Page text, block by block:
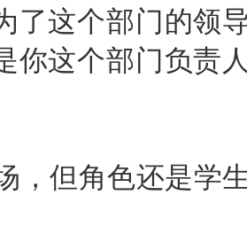
这个部门的领导
你这个部门负责
但角色还是学